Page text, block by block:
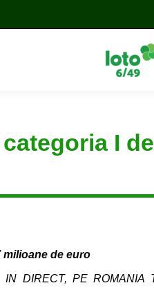
I
milioane de euro
DIRECT, PE ROMANIA